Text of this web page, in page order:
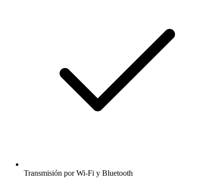
Transmisión por Wi-Fi y Bluetooth